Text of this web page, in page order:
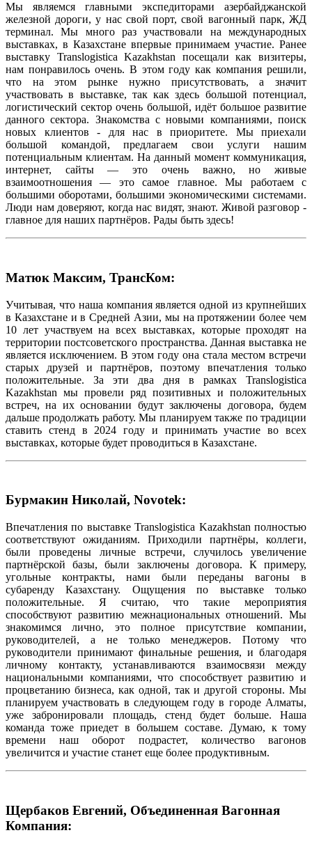
Мы являемся главными экспедиторами азербайджанской
железной дороги, у нас свой порт, свой вагонный парк, ЖД
терминал. Мы много раз участвовали на международных
выставках, в Казахстане впервые принимаем участие. Ранее
выставку Translogistica Kazakhstan посещали как визитеры,
нам понравилось очень. В этом году как компания решили,
что на этом рынке нужно присутствовать, а значит
участвовать в выставке, так как здесь большой потенциал,
логистический сектор очень большой, идёт большое развитие
данного сектора. Знакомства с новыми компаниями, поиск
новых клиентов - для нас в приоритете. Мы приехали
большой командой, предлагаем свои услуги нашим
потенциальным клиентам. На данный момент коммуникация,
интернет, сайты — это очень важно, но живые
взаимоотношения — это самое главное. Мы работаем с
большими оборотами, большими экономическими системами.
Люди нам доверяют, когда нас видят, знают. Живой разговор -
главное для наших партнёров. Рады быть здесь!
Матюк Максим, ТрансКом:
Учитывая, что наша компания является одной из крупнейших
в Казахстане и в Средней Азии, мы на протяжении более чем
10 лет участвуем на всех выставках, которые проходят на
территории постсоветского пространства. Данная выставка не
является исключением. В этом году она стала местом встречи
старых друзей и партнёров, поэтому впечатления только
положительные. За эти два дня в рамках Translogistica
Kazakhstan мы провели ряд позитивных и положительных
встреч, на их основании будут заключены договора, будем
дальше продолжать работу. Мы планируем также по традиции
ставить стенд в 2024 году и принимать участие во всех
выставках, которые будет проводиться в Казахстане.
Бурмакин Николай, Novotek:
Впечатления по выставке Translogistica Kazakhstan полностью
соответствуют ожиданиям. Приходили партнёры, коллеги,
были проведены личные встречи, случилось увеличение
партнёрской базы, были заключены договора. К примеру,
угольные контракты, нами были переданы вагоны в
субаренду Казахстану. Ощущения по выставке только
положительные. Я считаю, что такие мероприятия
способствуют развитию межнациональных отношений. Мы
знакомимся лично, это полное присутствие компании,
руководителей, а не только менеджеров. Потому что
руководители принимают финальные решения, и благодаря
личному контакту, устанавливаются взаимосвязи между
национальными компаниями, что способствует развитию и
процветанию бизнеса, как одной, так и другой стороны. Мы
планируем участвовать в следующем году в городе Алматы,
уже забронировали площадь, стенд будет больше. Наша
команда тоже приедет в большем составе. Думаю, к тому
времени наш оборот подрастет, количество вагонов
увеличится и участие станет еще более продуктивным.
Щербаков Евгений, Объединенная Вагонная
Компания: